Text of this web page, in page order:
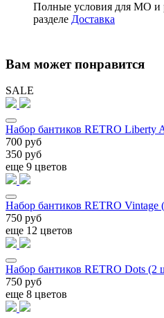
Полные условия для МО и
разделе Доставка
Вам может понравится
SALE
Набор бантиков RETRO Liberty
700 руб
350 руб
еще 9 цветов
Набор бантиков RETRO Vintage
750 руб
еще 12 цветов
Набор бантиков RETRO Dots (2
750 руб
еще 8 цветов